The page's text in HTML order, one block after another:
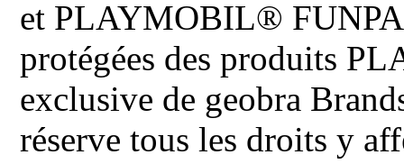
et PLAYMOBIL®
protégées des produits
exclusive de geobra
réserve tous les droits y